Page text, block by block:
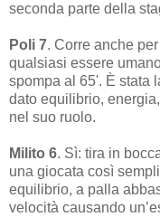
seconda parte della
Poli 7. Corre anche
qualsiasi essere
spompa al 65'. È stata
dato equilibrio,
nel suo ruolo.
Milito 6. Sì: tira in
una giocata così
equilibrio, a palla
velocità causando